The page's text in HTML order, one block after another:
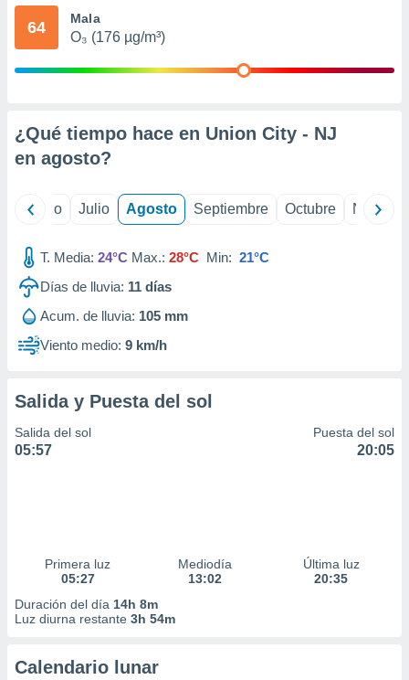
publicidad
1199
64 Mala
O₃ (176 µg/m³)
¿Qué tiempo hace en Union City - NJ
en agosto?
Junio Julio Agosto Septiembre Octubre
T. Media: 24°C Max.: 28°C Min: 21°C
Días de lluvia: 11 días
Acum. de lluvia: 105 mm
Viento medio: 9 km/h
Salida y Puesta del sol
Salida del sol
05:57
Puesta del sol
20:05
Primera luz
05:27
Mediodía
13:02
Última luz
20:35
Duración del día 14h 8m
Luz diurna restante 3h 54m
Calendario lunar